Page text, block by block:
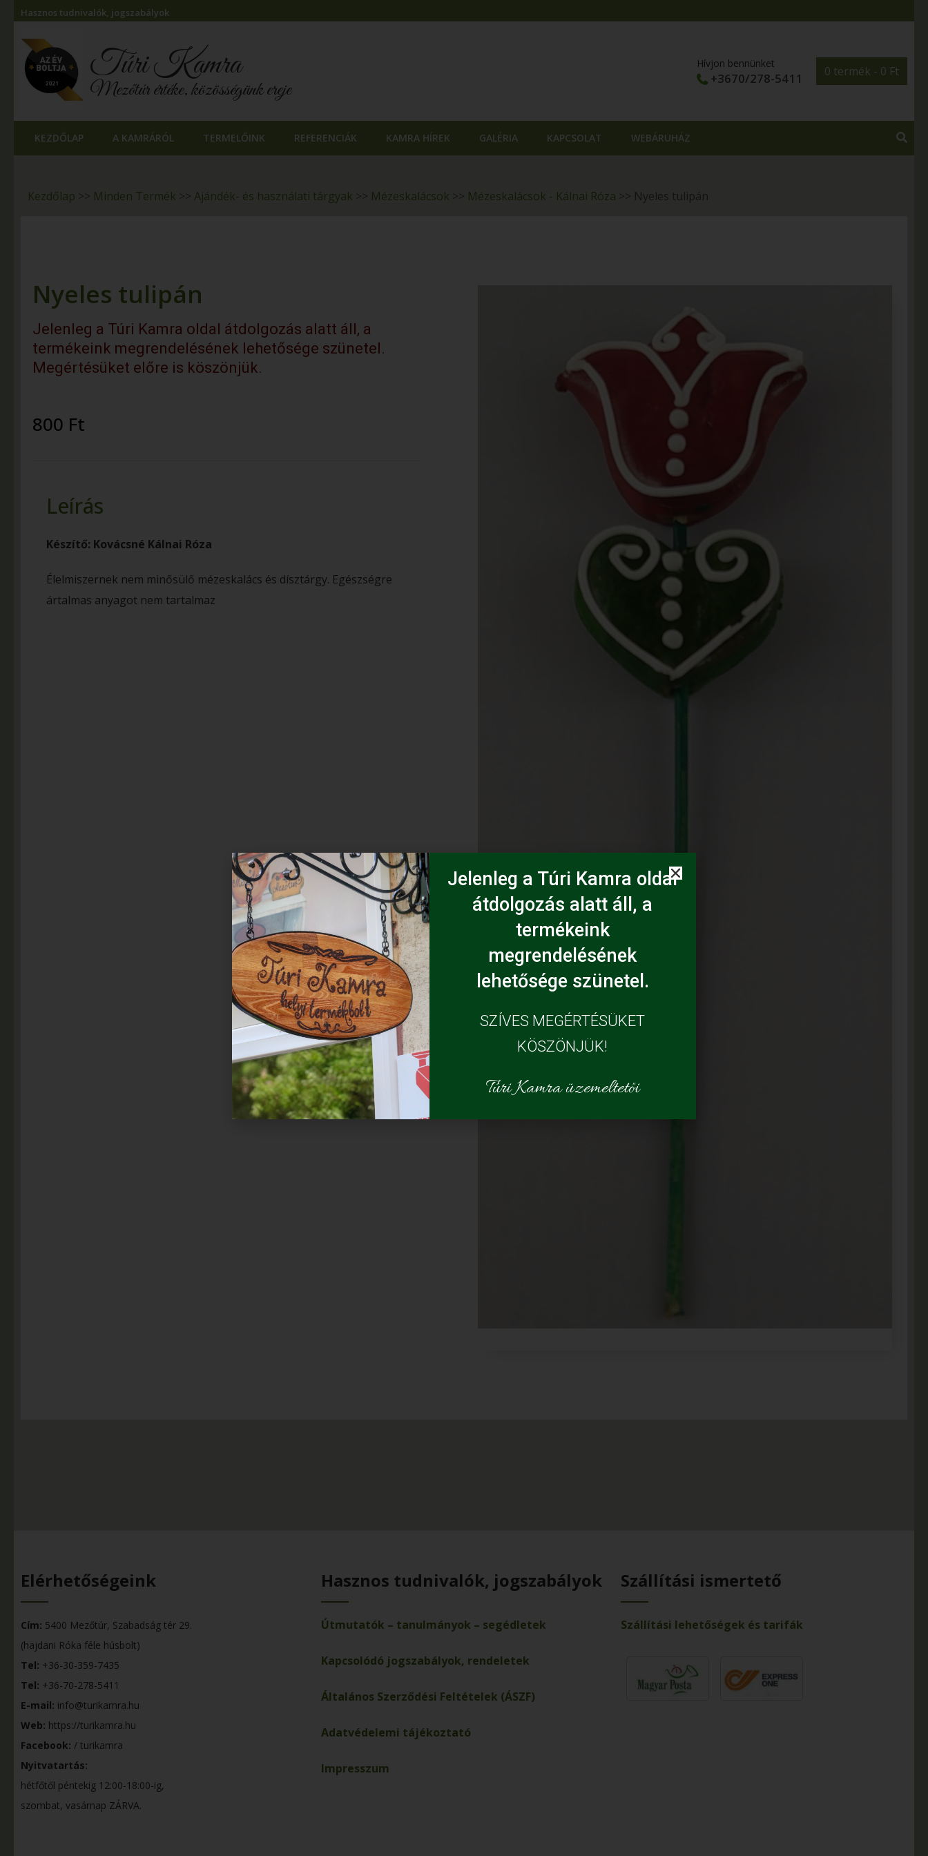
Hasznos tudnivalók, jogszabályok
Túri Kamra
Mezőtúr értéke, közösségünk ereje
0 termék - 0 Ft
Hívjon bennünket
+3670/278-5411
KEZDŐLAP A KAMRÁRÓL TERMELŐINK REFERENCIÁK KAMRA HÍREK GALÉRIA KAPCSOLAT WEBÁRUHÁZ
Kezdőlap >> Minden Termék >> Ajándék- és használati tárgyak >> Mézeskalácsok >> Mézeskalácsok - Kálnai Róza >> Nyeles tulipán
Nyeles tulipán
Jelenleg a Túri Kamra oldal átdolgozás alatt áll, a
termékeink megrendelésének lehetősége szünetel.
Megértésüket előre is köszönjük.
800 Ft
Leírás
Készítő: Kovácsné Kálnai Róza
Élelmiszernek nem minősülő mézeskalács és dísztárgy. Egészségre
ártalmas anyagot nem tartalmaz
Elérhetőségeink
Cím: 5400 Mezőtúr, Szabadság tér 29.
(hajdani Róka féle húsbolt)
Tel: +36-30-359-7435
Tel: +36-70-278-5411
E-mail: info@turikamra.hu
Web: https://turikamra.hu
Facebook: / turikamra
Nyitvatartás:
hétfőtől péntekig 12:00-18:00-ig,
szombat, vasárnap ZÁRVA.
Hasznos tudnivalók, jogszabályok
Útmutatók – tanulmányok – segédletek
Kapcsolódó jogszabályok, rendeletek
Általános Szerződési Feltételek (ÁSZF)
Adatvédelemi tájékoztató
Impresszum
Szállítási ismertető
Szállítási lehetőségek és tarifák
Jelenleg a Túri Kamra oldal
átdolgozás alatt áll, a
termékeink
megrendelésének
lehetősége szünetel.
SZÍVES MEGÉRTÉSÜKET
KÖSZÖNJÜK!
Túri Kamra üzemeltetői